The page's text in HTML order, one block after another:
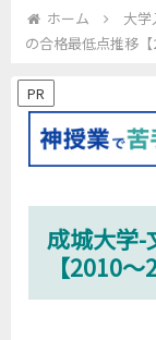
ホーム 大
の合格最低点推移【
PR
成城大学-
【2010～